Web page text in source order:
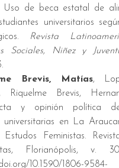
Uso de beca estatal de
universitarios
Revista
Sociales, Niñez y
Brevis, Matías,
Riquelme Brevis,
y opinión política
universitarias en La
Estudos Feministas.
Florianópolis, v.
10.1590/1806-9584-